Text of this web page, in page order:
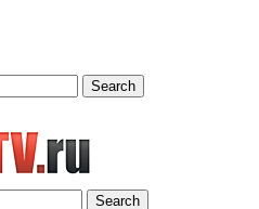
Search
Search